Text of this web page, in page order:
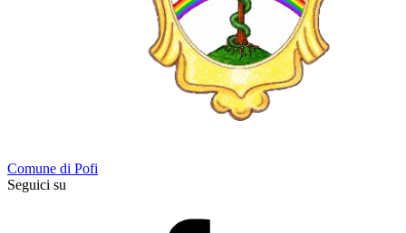
Comune di Pofi
Seguici su